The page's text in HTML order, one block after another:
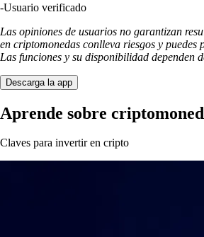
-Usuario verificado
Las opiniones de usuarios no garantizan
en criptomonedas conlleva riesgos y puedes
Las funciones y su disponibilidad dependen
Descarga la app
Aprende sobre
Claves para invertir en cripto